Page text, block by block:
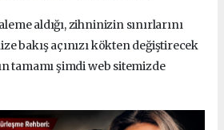
aldığı, zihninizin sınırlarını
bakış açınızı kökten değiştirecek
tamamı şimdi web sitemizde